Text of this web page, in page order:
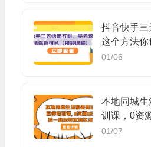
抖音快手
这个方法
程】
01/06
本地同城
训课，0资
地生活
01/07